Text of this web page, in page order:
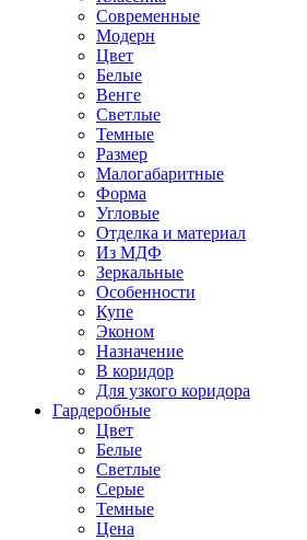
Современные
Модерн
Цвет
Белые
Венге
Светлые
Темные
Размер
Малогабаритные
Форма
Угловые
Отделка и материал
Из МДФ
Зеркальные
Особенности
Купе
Эконом
Назначение
В коридор
Для узкого коридора
Гардеробные
Цвет
Белые
Светлые
Серые
Темные
Цена